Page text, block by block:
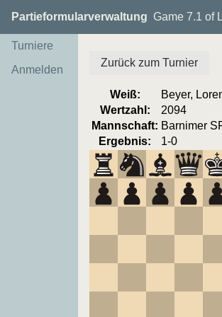
Partieformularverwaltung Game 7.1 of
Turniere
Anmelden
Zurück zum Turnier
Weiß: Beyer,
Wertzahl:
2094
Mannschaft: Barnimer
Ergebnis:
1-0